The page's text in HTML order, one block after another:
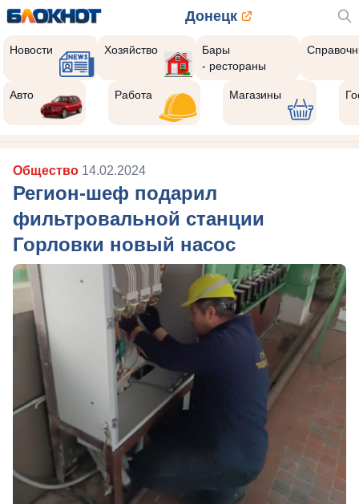
Донецк
Новости Хозяйство
Бары
- рестораны
Авто Работа Магазины
Общество 14.02.2024
Регион-шеф подарил
фильтровальной станции
Горловки новый насос